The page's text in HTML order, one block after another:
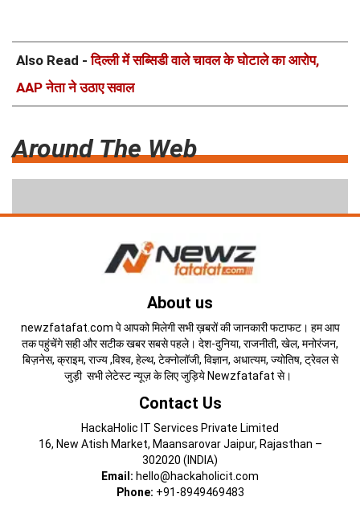
Also Read -दिल्ली में सब्सिडी वाले चावल के घोटाले का आरोप,
AAP नेता ने उठाए सवाल
Around The Web
About us
newzfatafat.com पे आपको मिलेगी सभी ख़बरों की जानकारी फटाफट। हम आप
तक पहुंचेंगे सही और सटीक खबर सबसे पहले। देश-दुनिया, राजनीती, खेल, मनोरंजन,
बिज़नेस, क्राइम, राज्य ,विश्व, हेल्थ, टेक्नोलॉजी, विज्ञान, अधात्यम, ज्योतिष, ट्रेवल से
जुड़ी सभी लेटेस्ट न्यूज़ के लिए जुड़िये Newzfatafat से।
Contact Us
HackaHolic IT Services Private Limited
16, New Atish Market, Maansarovar Jaipur, Rajasthan –
302020 (INDIA)
Email: hello@hackaholicit.com
Phone: +91-8949469483